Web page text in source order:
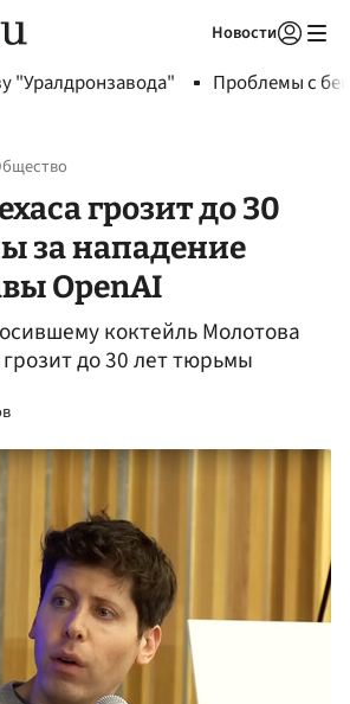
Новости
"Уралдронзавода" Проблемы с
грозит до 30
за нападение
OpenAI
коктейль Молотова
до 30 лет тюрьмы